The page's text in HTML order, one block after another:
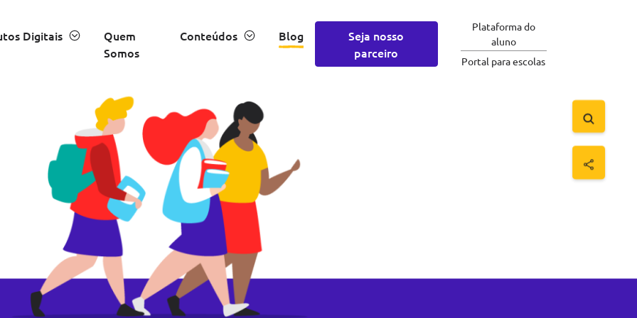
Digitais
Quem
Somos
Conteúdos Blog
Seja nosso
parceiro
Plataforma do
aluno
Portal para escolas
Saltar